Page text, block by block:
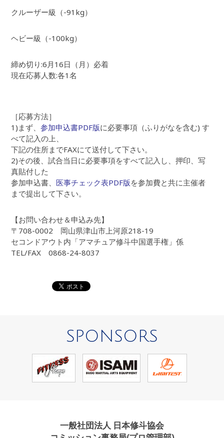
クルーザー級（-91kg）
ヘビー級（-100kg）
締め切り:6月16日（月）必着
現在応募人数:各1名
［応募方法］
1)まず、参加申込書PDF版に必要事項（ふりがなを含む) す
べて記入の上、
下記の住所までFAXにて送付して下さい。
2)その後、試合当日に必要事項をすべて記入し、押印、写
真貼付した
参加申込書、 医事チェック表PDF版を参加費と共に主催者
まで提出して下さい。
【お問い合わせ＆申込み先】
〒708-0002 岡山県津山市上河原218-19
セコンドアウト内「アマチュア修斗中国選手権」係
TEL/FAX 0868-24-8037
SPONSORS
一般社団法人 日本修斗協会